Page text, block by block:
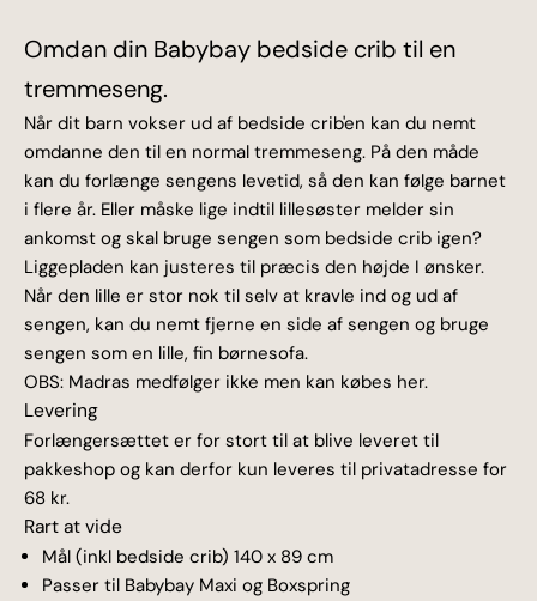
Omdan din Babybay bedside crib til en
tremmeseng.
Når dit barn vokser ud af bedside crib'en kan du nemt
omdanne den til en normal tremmeseng. På den måde
kan du forlænge sengens levetid, så den kan følge barnet
i flere år. Eller måske lige indtil lillesøster melder sin
ankomst og skal bruge sengen som bedside crib igen?
Liggepladen kan justeres til præcis den højde I ønsker.
Når den lille er stor nok til selv at kravle ind og ud af
sengen, kan du nemt fjerne en side af sengen og bruge
sengen som en lille, fin børnesofa.
OBS: Madras medfølger ikke men kan købes her.
Levering
Forlængersættet er for stort til at blive leveret til
pakkeshop og kan derfor kun leveres til privatadresse for
68 kr.
Rart at vide
Mål (inkl bedside crib) 140 x 89 cm
Passer til Babybay Maxi og Boxspring